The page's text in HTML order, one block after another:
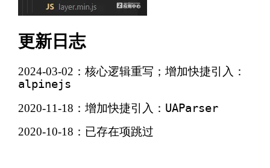
更新日志
2024-03-02：核心逻辑重写；增加快捷引入：
alpinejs
2020-11-18：增加快捷引入： UAParser
2020-10-18：已存在项跳过